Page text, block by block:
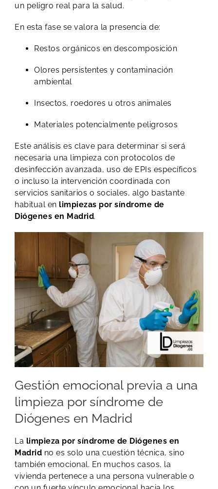
un peligro real para la salud.
En esta fase se valora la presencia de:
Restos orgánicos en descomposición
Olores persistentes y contaminación
ambiental
Insectos, roedores u otros animales
Materiales potencialmente peligrosos
Este análisis es clave para determinar si será
necesaria una limpieza con protocolos de
desinfección avanzada, uso de EPIs específicos
o incluso la intervención coordinada con
servicios sanitarios o sociales, algo bastante
habitual en limpiezas por síndrome de
Diógenes en Madrid.
Gestión emocional previa a una
limpieza por síndrome de
Diógenes en Madrid
La limpieza por síndrome de Diógenes en
Madrid no es solo una cuestión técnica, sino
también emocional. En muchos casos, la
vivienda pertenece a una persona vulnerable o